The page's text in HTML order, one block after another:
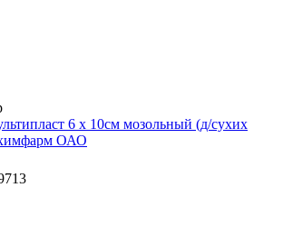
6 х 10см мозольный (д/сухих
ОАО